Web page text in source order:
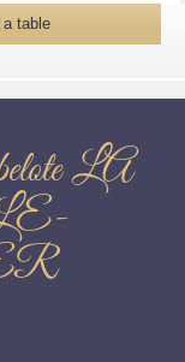
a table
LA